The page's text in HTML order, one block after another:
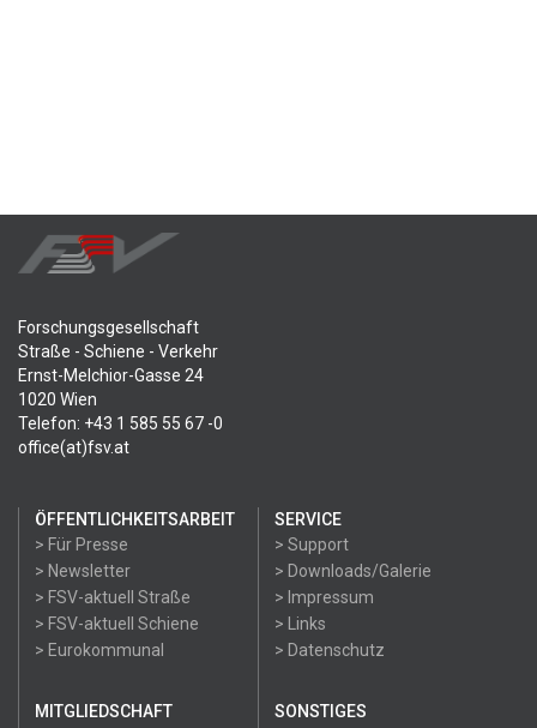
Forschungsgesellschaft
Straße - Schiene - Verkehr
Ernst-Melchior-Gasse 24
1020 Wien
Telefon: +43 1 585 55 67 -0
office(at)fsv.at
ÖFFENTLICHKEITSARBEIT
> Für Presse
> Newsletter
> FSV-aktuell Straße
> FSV-aktuell Schiene
> Eurokommunal
SERVICE
> Support
> Downloads/Galerie
> Impressum
> Links
> Datenschutz
MITGLIEDSCHAFT
SONSTIGES